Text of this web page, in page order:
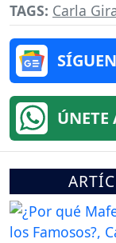
TAGS: Carla
ÚNETE